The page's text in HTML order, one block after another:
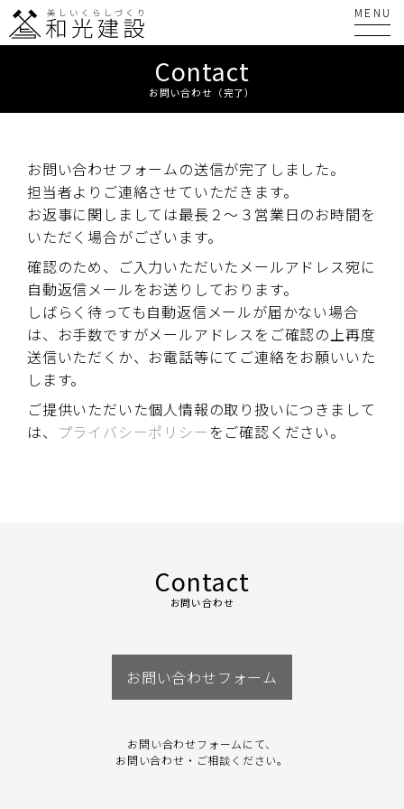
Contact
お問い合わせ（完了）
お問い合わせフォームの送信が完了しました。
担当者よりご連絡させていただきます。
お返事に関しましては最長２～３営業日のお時間を
いただく場合がございます。
確認のため、ご入力いただいたメールアドレス宛に
自動返信メールをお送りしております。
しばらく待っても自動返信メールが届かない場合
は、 お手数ですがメールアドレスをご確認の上再度
送信いただくか、 お電話等にてご連絡をお願いいた
します。
ご提供いただいた個人情報の取り扱いにつきまして
は、 プライバシーポリシー をご確認ください。
Contact
お問い合わせ
お問い合わせフォーム
お問い合わせフォームにて、
お問い合わせ・ご相談ください。